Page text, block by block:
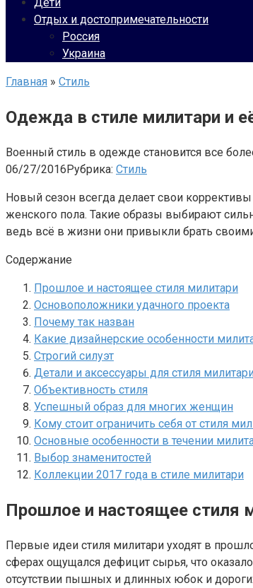
Отдых и достопримечательности
Россия
Украина
Главная » Стиль
Одежда в стиле милитари и
Военный стиль в одежде становится все
06/27/2016Рубрика: Стиль
Новый сезон всегда делает свои
женского пола. Такие образы выбирают
ведь всё в жизни они привыкли брать
Содержание
Прошлое и настоящее стиля милитари
Основоположники удачного проекта
Почему так назван
Какие дизайнерские особенности
Строгий силуэт
Детали и аксессуары для стиля
Объективность стиля
Успешный образ для многих женщин
Кому стоит ограничить себя от стиля
Основные особенности в течении
Выбор знаменитостей
Коллекции 2017 года в стиле милитари
Прошлое и настоящее стиля
Первые идеи стиля милитари уходят в
сферах ощущался дефицит сырья, что
отсутствии пышных и длинных юбок и